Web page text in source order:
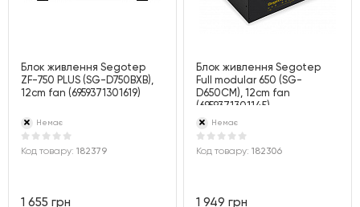
Блок живлення Segotep
ZF-750 PLUS (SG-D750BXB),
12cm fan (6959371301619)
Немає
Код товару: 182379
1 655 грн
Блок живлення Segotep
Full modular 650 (SG-
D650CM), 12cm fan
(6959371301145)
Немає
Код товару:182306
1 949 грн